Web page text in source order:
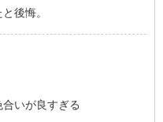
後悔。
いが良すぎる